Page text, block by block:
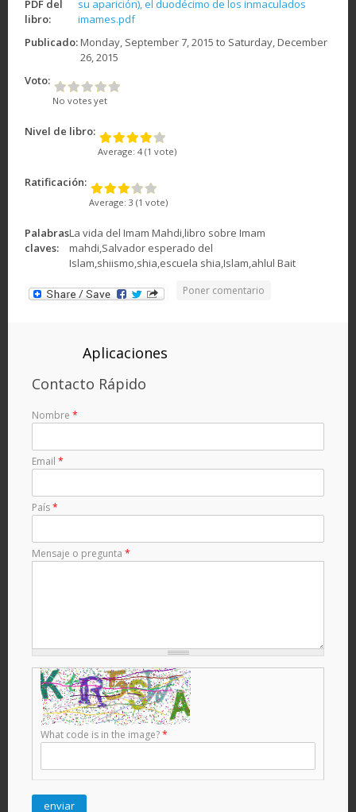
PDF del
libro:
su aparición), el duodécimo de los inmaculados
imames.pdf
Publicado:Monday, September 7, 2015 to Saturday, December
26, 2015
Voto:
No votes yet
Nivel de libro:
Average: 4 (1 vote)
Ratificación:
Average: 3 (1 vote)
Palabras
claves:
La vida del Imam Mahdi,libro sobre Imam
mahdi,Salvador esperado del
Islam,shiismo,shia,escuela shia,Islam,ahlul Bait
Poner comentario
Aplicaciones
Contacto Rápido
Nombre *
Email *
País*
Mensaje o pregunta *
What code is in the image?*